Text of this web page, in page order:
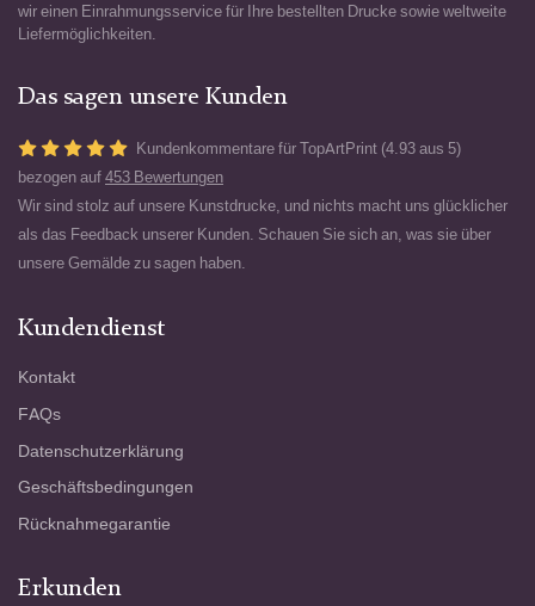
wir einen Einrahmungsservice für Ihre bestellten Drucke sowie weltweite
Liefermöglichkeiten.
Das sagen unsere Kunden
Kundenkommentare für TopArtPrint (4.93 aus 5)
bezogen auf 453 Bewertungen
Wir sind stolz auf unsere Kunstdrucke, und nichts macht uns glücklicher
als das Feedback unserer Kunden. Schauen Sie sich an, was sie über
unsere Gemälde zu sagen haben.
Kundendienst
Kontakt
FAQs
Datenschutzerklärung
Geschäftsbedingungen
Rücknahmegarantie
Erkunden